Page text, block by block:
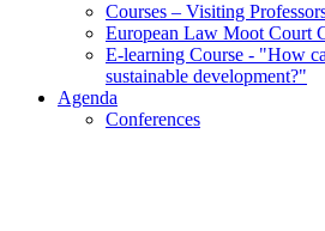
Courses – Visiting
European Law Moot Court
E-learning Course - "How
sustainable development?"
Agenda
Conferences